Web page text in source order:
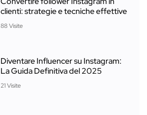
clienti: strategie e tecniche effettive
88 Visite
Diventare Influencer su Instagram:
La Guida Definitiva del 2025
21 Visite